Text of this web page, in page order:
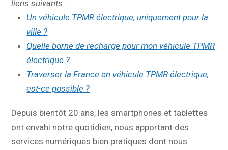
liens suivants :
Un véhicule TPMR électrique, uniquement pour la
ville ?
Quelle borne de recharge pour mon véhicule TPMR
électrique ?
Traverser la France en véhicule TPMR électrique,
est-ce possible ?
Depuis bientôt 20 ans, les smartphones et tablettes
ont envahi notre quotidien, nous apportant des
services numériques bien pratiques dont nous